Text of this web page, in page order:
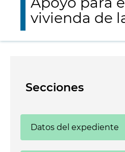
vivienda de
Secciones
Datos del expediente